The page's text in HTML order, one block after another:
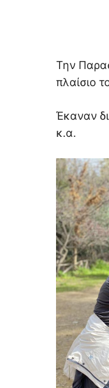
Την
πλαίσιο
Έκαναν
κ.α.